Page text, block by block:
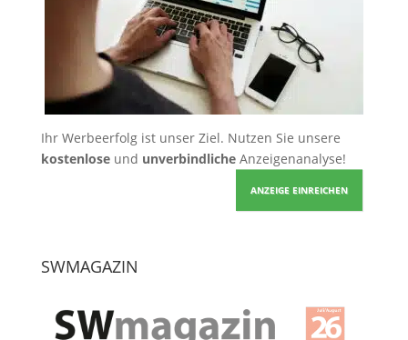
Ihr Werbeerfolg ist unser Ziel. Nutzen Sie unsere
kostenloseund unverbindlicheAnzeigenanalyse!
ANZEIGE EINREICHEN
SWMAGAZIN